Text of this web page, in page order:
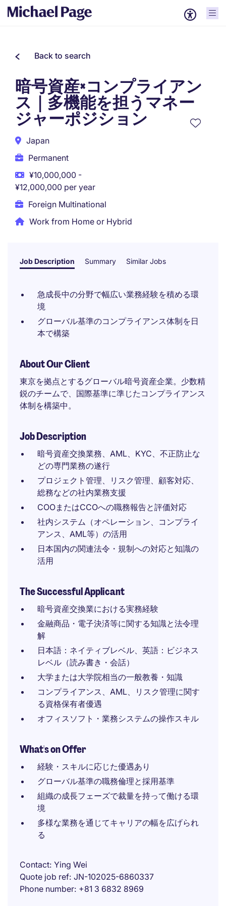
Back to search
暗号資産×コンプライアン
ス｜多機能を担うマネー
ジャーポジション
Japan
Permanent
¥10,000,000 -
¥12,000,000 per year
Foreign Multinational
Work from Home or Hybrid
Job Description Summary Similar Jobs
急成長中の分野で幅広い業務経験を積める環
境
グローバル基準のコンプライアンス体制を日
本で構築
About Our Client
東京を拠点とするグローバル暗号資産企業。少数精
鋭のチームで、国際基準に準じたコンプライアンス
体制を構築中。
Job Description
暗号資産交換業務、AML、KYC、不正防止な
どの専門業務の遂行
プロジェクト管理、リスク管理、顧客対応、
総務などの社内業務支援
COOまたはCCOへの職務報告と評価対応
社内システム（オペレーション、コンプライ
アンス、AML等）の活用
日本国内の関連法令・規制への対応と知識の
活用
The Successful Applicant
暗号資産交換業における実務経験
金融商品・電子決済等に関する知識と法令理
解
日本語：ネイティブレベル、英語：ビジネス
レベル（読み書き・会話）
大学または大学院相当の一般教養・知識
コンプライアンス、AML、リスク管理に関す
る資格保有者優遇
オフィスソフト・業務システムの操作スキル
What's on Offer
経験・スキルに応じた優遇あり
グローバル基準の職務倫理と採用基準
組織の成長フェーズで裁量を持って働ける環
境
多様な業務を通じてキャリアの幅を広げられ
る
Contact Ying Wei
Quote job ref JN-102025-6860337
Phone number +81 3 6832 8969